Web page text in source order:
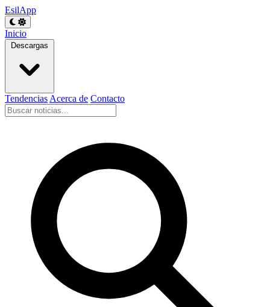
EsilApp
Inicio
Descargas
Tendencias Acerca de Contacto